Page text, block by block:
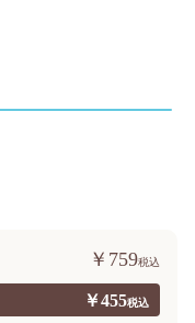
￥455
￥759